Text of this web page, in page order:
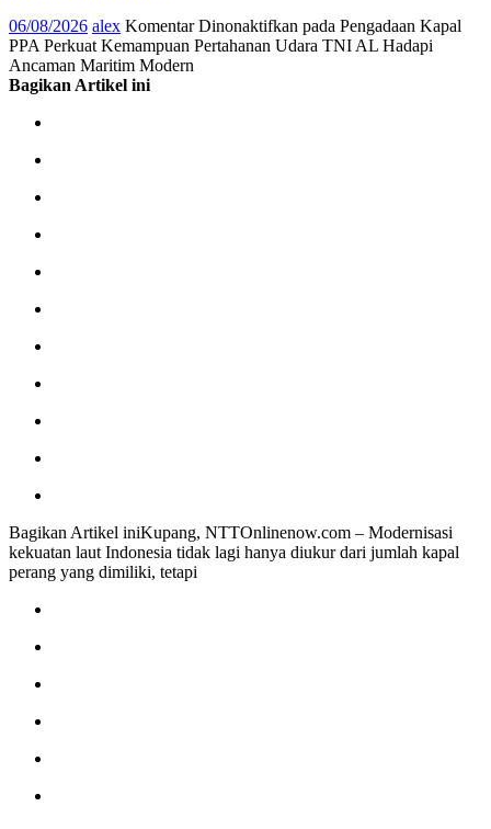
06/08/2026 alex Komentar Dinonaktifkan pada Pengadaan Kapal
PPA Perkuat Kemampuan Pertahanan Udara TNI AL Hadapi
Ancaman Maritim Modern
Bagikan Artikel ini
Bagikan Artikel iniKupang, NTTOnlinenow.com – Modernisasi
kekuatan laut Indonesia tidak lagi hanya diukur dari jumlah kapal
perang yang dimiliki, tetapi